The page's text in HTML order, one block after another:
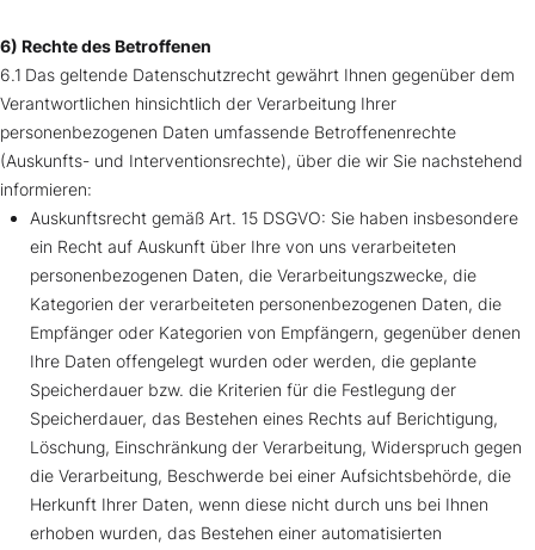
6) Rechte des Betroffenen
6.1 Das geltende Datenschutzrecht gewährt Ihnen gegenüber dem
Verantwortlichen hinsichtlich der Verarbeitung Ihrer
personenbezogenen Daten umfassende Betroffenenrechte
(Auskunfts- und Interventionsrechte), über die wir Sie nachstehend
informieren:
Auskunftsrecht gemäß Art. 15 DSGVO: Sie haben insbesondere
ein Recht auf Auskunft über Ihre von uns verarbeiteten
personenbezogenen Daten, die Verarbeitungszwecke, die
Kategorien der verarbeiteten personenbezogenen Daten, die
Empfänger oder Kategorien von Empfängern, gegenüber denen
Ihre Daten offengelegt wurden oder werden, die geplante
Speicherdauer bzw. die Kriterien für die Festlegung der
Speicherdauer, das Bestehen eines Rechts auf Berichtigung,
Löschung, Einschränkung der Verarbeitung, Widerspruch gegen
die Verarbeitung, Beschwerde bei einer Aufsichtsbehörde, die
Herkunft Ihrer Daten, wenn diese nicht durch uns bei Ihnen
erhoben wurden, das Bestehen einer automatisierten